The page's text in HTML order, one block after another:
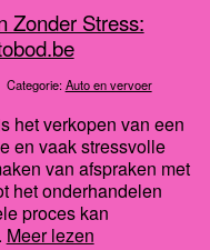
Zonder Stress:
Categorie:Auto en vervoer
het verkopen van een
en vaak stressvolle
van afspraken met
het onderhandelen
proces kan
Meer lezen